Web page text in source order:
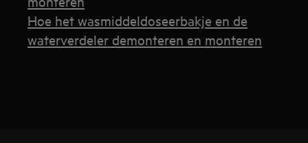
Hoe het wasmiddeldoseerbakje en de
waterverdeler demonteren en monteren